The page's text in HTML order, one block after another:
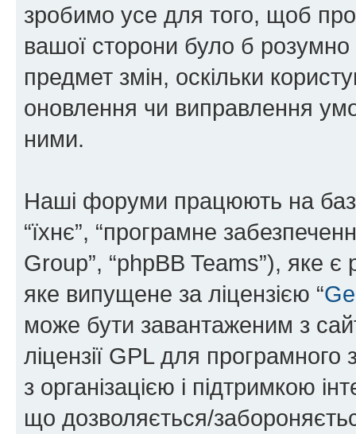
зробимо усе для того, щоб
вашої сторони було б розумно
предмет змін, оскільки
оновлення чи виправлення
ними.
Наші форуми працюють на
“їхнє”, “програмне
Group”, “phpBB Teams”), яке
яке випущене за ліцензією “
може бути завантаженим з
ліцензії GPL для
з організацією і підтримкою
що дозволяється/